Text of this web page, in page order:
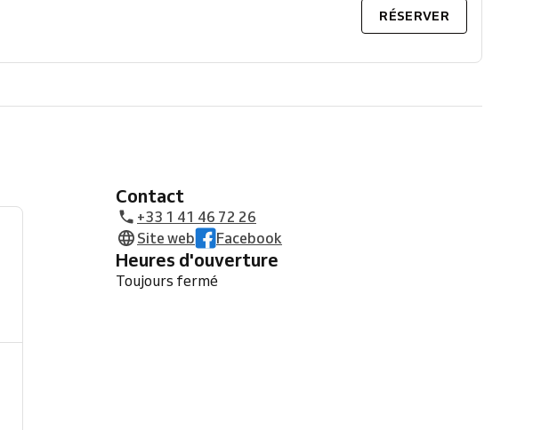
RÉSERVER
Contact
+33 1 41 46 72 26
Site web
Facebook
Heures d'ouverture
Toujours fermé